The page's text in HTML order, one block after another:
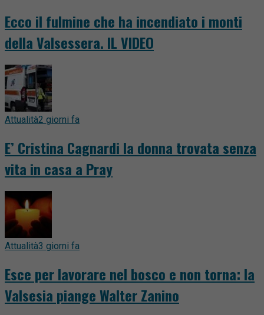
Ecco il fulmine che ha incendiato i monti
della Valsessera. IL VIDEO
Attualità2 giorni fa
E’ Cristina Cagnardi la donna trovata senza
vita in casa a Pray
Attualità3 giorni fa
Esce per lavorare nel bosco e non torna: la
Valsesia piange Walter Zanino